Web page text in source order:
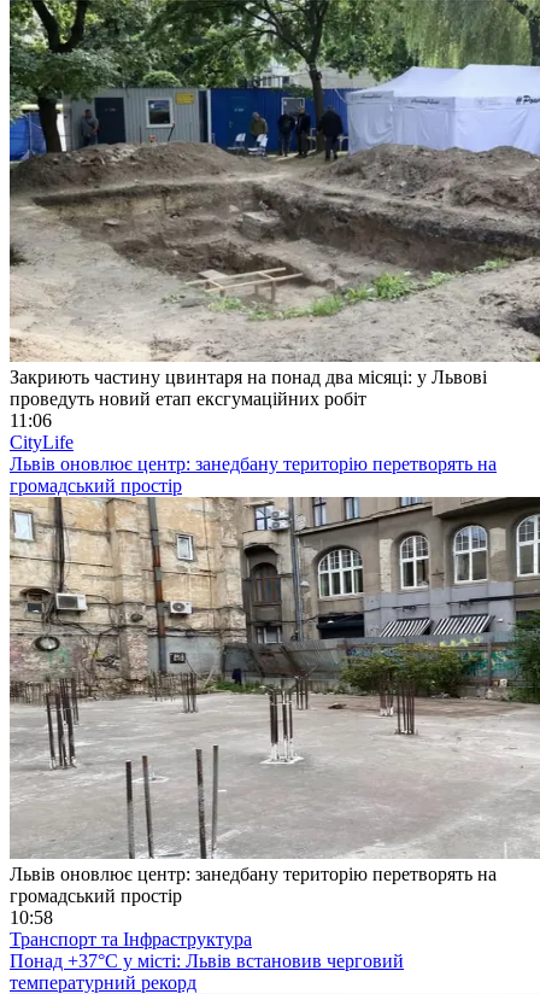
Закриють частину цвинтаря на понад два місяці: у Львові
проведуть новий етап ексгумаційних робіт
11:06
CityLife
Львів оновлює центр: занедбану територію перетворять на
громадський простір
Львів оновлює центр: занедбану територію перетворять на
громадський простір
10:58
Транспорт та Інфраструктура
Понад +37°C у місті: Львів встановив черговий
температурний рекорд